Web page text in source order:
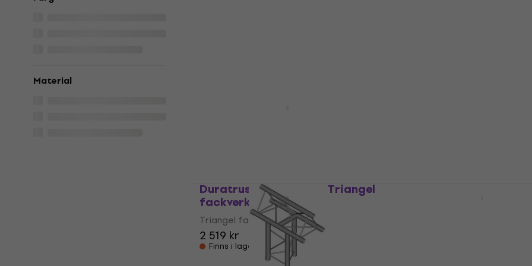
Material
Duratruss DT 33/2-150 Triangel
fackverk
Triangel fackverk
2 519 kr
Finns i lager hos leverantören